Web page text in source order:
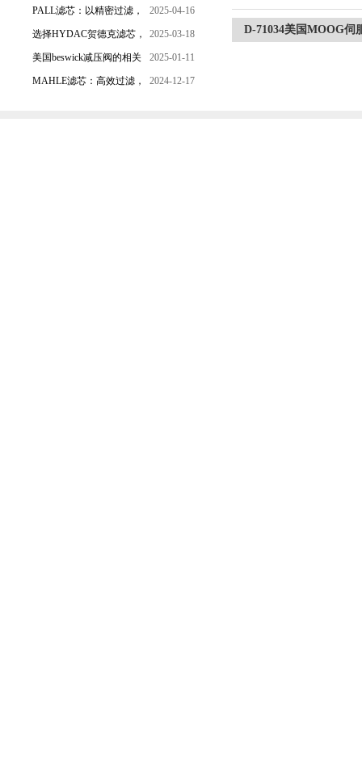
提升流体系统效率
PALL滤芯：以精密过滤，
为工业流体筑起“隐形安全
2025-04-16
选择HYDAC贺德克滤芯，
享受精准过滤与稳定性能
2025-03-18
美国beswick减压阀的相关
知识
2025-01-11
MAHLE滤芯：高效过滤，
2024-12-17
D-71034美国MOOG伺